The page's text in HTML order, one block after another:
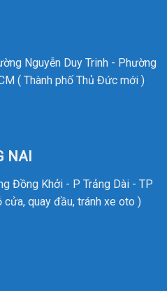
Nguyễn Duy Trinh - Phường
( Thành phố Thủ Đức mới )
NAI
Đồng Khởi - P Trảng Dài - TP
quay đầu, tránh xe oto )